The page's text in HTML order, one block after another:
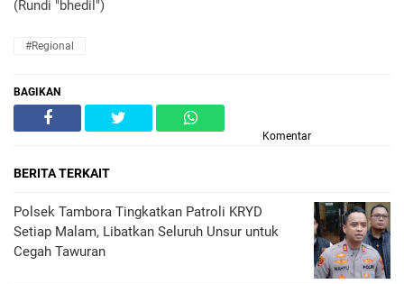
(Rundi "bhedil")
#Regional
BAGIKAN
Komentar
BERITA TERKAIT
Polsek Tambora Tingkatkan Patroli KRYD
Setiap Malam, Libatkan Seluruh Unsur untuk
Cegah Tawuran